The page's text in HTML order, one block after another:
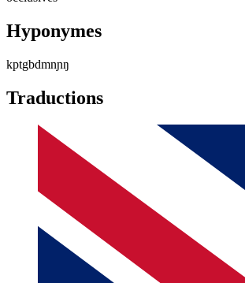
Hyponymes
kptgbdmnɲŋ
Traductions